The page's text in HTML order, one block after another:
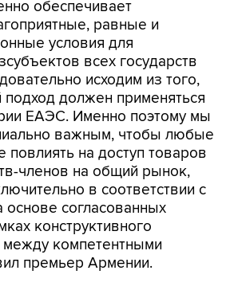
условия для
всех государств
исходим из того,
должен применяться
ЕАЭС. Именно поэтому мы
важным, чтобы любые
на доступ товаров
членов на общий рынок,
в соответствии с
согласованных
конструктивного
между компетентными
премьер Армении.
что игнорирование